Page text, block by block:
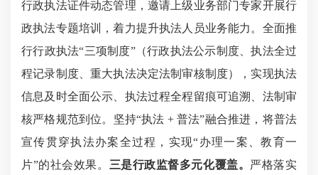
行政执法证件动态管理，邀请上级业务部门专家开展行
政执法专题培训，着力提升执法人员业务能力。全面推
行行政执法“三项制度”（行政执法公示制度、执法全过
程记录制度、重大执法决定法制审核制度），实现执法
信息及时全面公示、执法过程全程留痕可追溯、法制审
核严格规范到位。坚持“执法 + 普法”融合推进，将普法
宣传贯穿执法办案全过程，实现“办理一案、教育一
片”的社会效果。 三是行政监督多元化覆盖。 严格落实